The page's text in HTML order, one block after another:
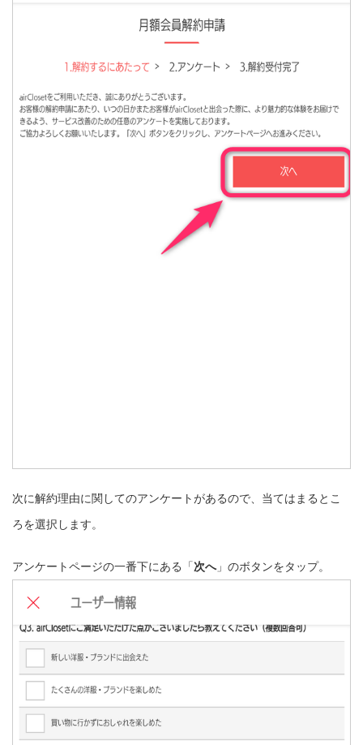
次に解約理由に関してのアンケートがあるので、当てはまるとこ
ろを選択します。
アンケートページの一番下にある「次へ」のボタンをタップ。